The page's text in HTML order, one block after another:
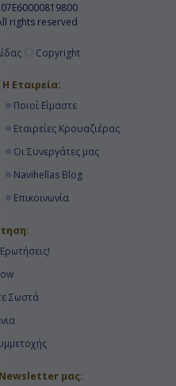
rights reserved
Copyright
Η Εταιρεία:
Ποιοί Είμαστε
Εταιρείες Κρουαζιέρας
Οι Συνεργάτες μας
Navihellas Blog
Επικοινωνία
Σωστά
μας: